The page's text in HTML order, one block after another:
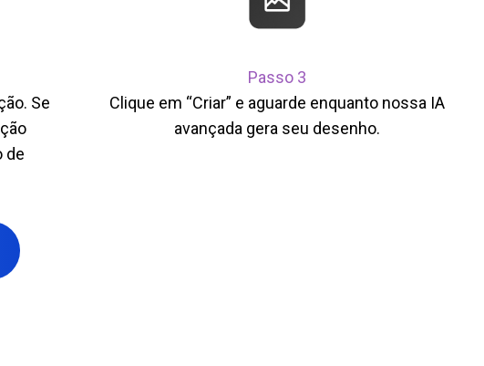
Se
de
Passo 3
Clique em “Criar” e aguarde enquanto nossa IA
avançada gera seu desenho.